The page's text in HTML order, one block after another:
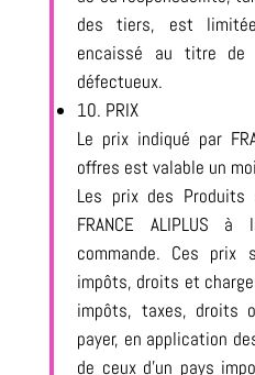
des tiers, est
encaissé au titre de
défectueux.
10. PRIX
Le prix indiqué par
offres est valable un
Les prix des
FRANCE ALIPLUS
commande. Ces prix
impôts, droits et
impôts, taxes, droits
payer, en application
de ceux d’un pays